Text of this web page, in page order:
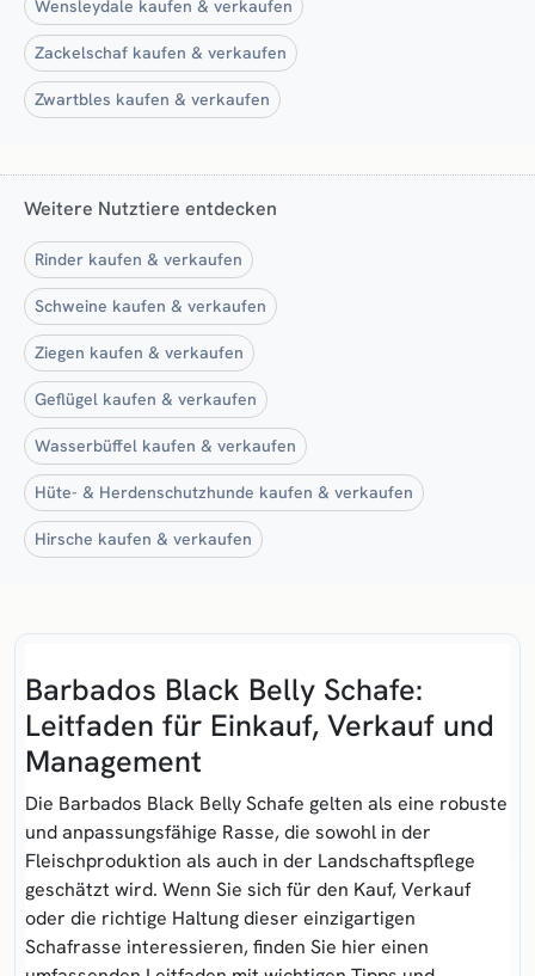
Wensleydale kaufen & verkaufen
Zackelschaf kaufen & verkaufen
Zwartbles kaufen & verkaufen
Weitere Nutztiere entdecken
Rinder kaufen & verkaufen
Schweine kaufen & verkaufen
Ziegen kaufen & verkaufen
Geflügel kaufen & verkaufen
Wasserbüffel kaufen & verkaufen
Hüte- & Herdenschutzhunde kaufen & verkaufen
Hirsche kaufen & verkaufen
Barbados Black Belly Schafe:
Leitfaden für Einkauf, Verkauf und
Management
Die Barbados Black Belly Schafe gelten als eine robuste
und anpassungsfähige Rasse, die sowohl in der
Fleischproduktion als auch in der Landschaftspflege
geschätzt wird. Wenn Sie sich für den Kauf, Verkauf
oder die richtige Haltung dieser einzigartigen
Schafrasse interessieren, finden Sie hier einen